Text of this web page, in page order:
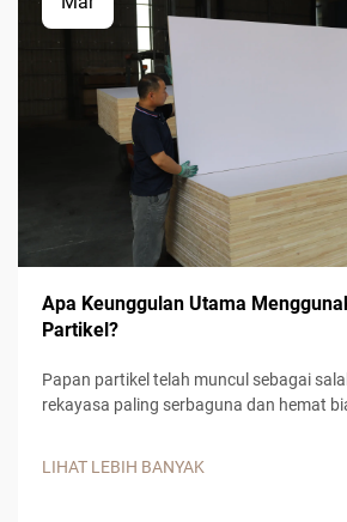
Apa Keunggulan Utama
Partikel?
Papan partikel telah muncul sebagai
rekayasa paling serbaguna dan hemat
LIHAT LEBIH BANYAK